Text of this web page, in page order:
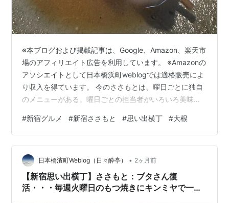
※本ブログおよび掲載記事は、Google、Amazon、楽天市
場のアフィリエイト広告を利用しています。 ※Amazonの
アソシエイトとして日本橋浜町weblogでは適格販売によ
り収入を得ています。 今のささもとは、曜日ごとに独自
のメニューがある。曜日ごとの担当者がいろいろ美味し
話になる火曜日はというと、なんだろうか？とすぐには
思い浮かばない。いろいろ食べられるのが火曜日だから
レギュラーメニュー以外はないような気がする。
mnoguti.hatenablog.com 先週に引き続き今週もお世話
になるも今回は出だしが遅れて4時少し前の到着。そうし
た…
#新宿グルメ #新宿ささもと #思い出横丁 #大根
日本橋濱町Weblog（日々酔亭） • 2ヶ月前
【新宿思い出横丁】ささもと：ブタさん復
活・・・毎週火曜日のもつ焼きにキンミヤで一杯